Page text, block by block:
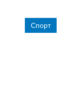
Спорт